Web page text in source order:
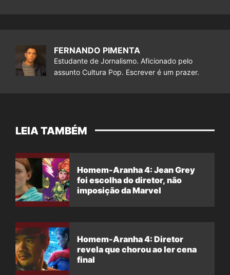
FERNANDO PIMENTA
Estudante de Jornalismo. Aficionado pelo
assunto Cultura Pop. Escrever é um prazer.
LEIA TAMBÉM
Homem-Aranha 4: Jean Grey
foi escolha do diretor, não
imposição da Marvel
Homem-Aranha 4: Diretor
revela que chorou ao ler cena
final